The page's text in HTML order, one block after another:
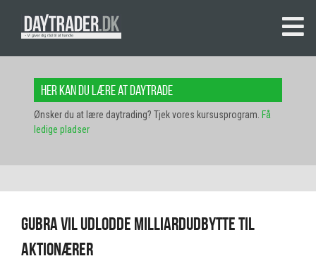
Her kan du lære at daytrade
Ønsker du at lære daytrading? Tjek vores kursusprogram. Få
ledige pladser
Gubra vil udlodde milliardudbytte til
aktionærer